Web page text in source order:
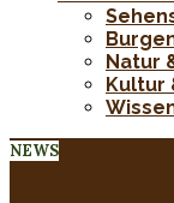
Natur
Kultur
NEWS